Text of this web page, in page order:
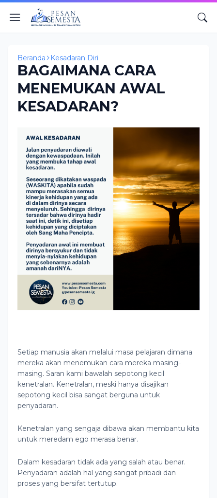
Beranda Kesadaran Diri
BAGAIMANA CARA
MENEMUKAN AWAL
KESADARAN?
Setiap manusia akan melalui masa pelajaran dimana
mereka akan menemukan cara mereka masing-
masing. Saran kami bawalah sepotong kecil
kenetralan. Kenetralan, meski hanya disajikan
sepotong kecil bisa sangat berguna untuk
penyadaran.
Kenetralan yang sengaja dibawa akan membantu kita
untuk meredam ego merasa benar.
Dalam kesadaran tidak ada yang salah atau benar.
Penyadaran adalah hal yang sangat pribadi dan
proses yang bersifat tertutup.